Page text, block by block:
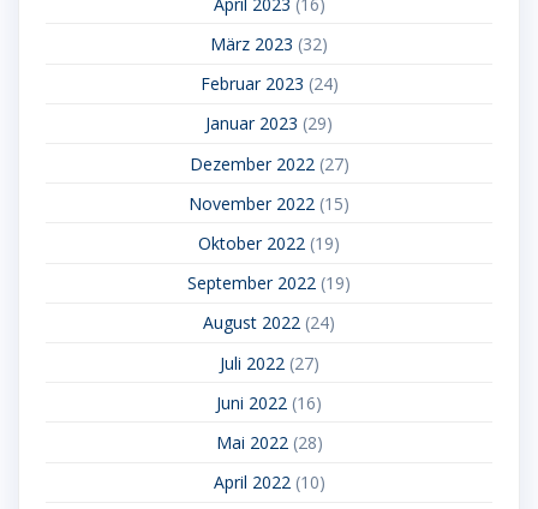
März 2023 (32)
Februar 2023 (24)
Januar 2023 (29)
Dezember 2022 (27)
November 2022 (15)
Oktober 2022 (19)
September 2022 (19)
August 2022 (24)
Juli 2022 (27)
Juni 2022 (16)
Mai 2022(28)
April 2022(10)